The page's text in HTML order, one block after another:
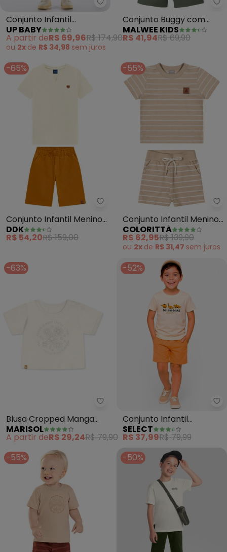
Up Baby - Conjunto Infantil
Conjunto Infantil
Camiseta e Bermuda
(Bege)
UP BABY
A partir deR$ 69,96R$ 174,90
ou 2x de R$ 34,98 sem juros
Conjunto Buggy com
Moletinho (Off White)
MALWEE KIDS
R$ 41,94R$ 69,90
-65%
Ddk - Conjunto Infantil Menino
Conjunto Infantil Menino
(Bege)
DDK
R$ 54,20R$ 159,00
-55%
Conjunto Infantil Menino
Curto Listrado (Bege)
COLORITTÁ
R$ 62,95R$ 139,90
ou 2x de R$ 31,47 sem juros
-63%
Marisol - Blusa Cropped
Blusa Cropped Manga
Curta Infantil Feminina
(Bege)
MARISOL
A partir deR$ 29,24R$ 79,90
-52%
Conjunto Infantil
Camiseta com Bermuda
(Bege)
SELECT
R$ 37,99R$ 79,99
-55%
-50%